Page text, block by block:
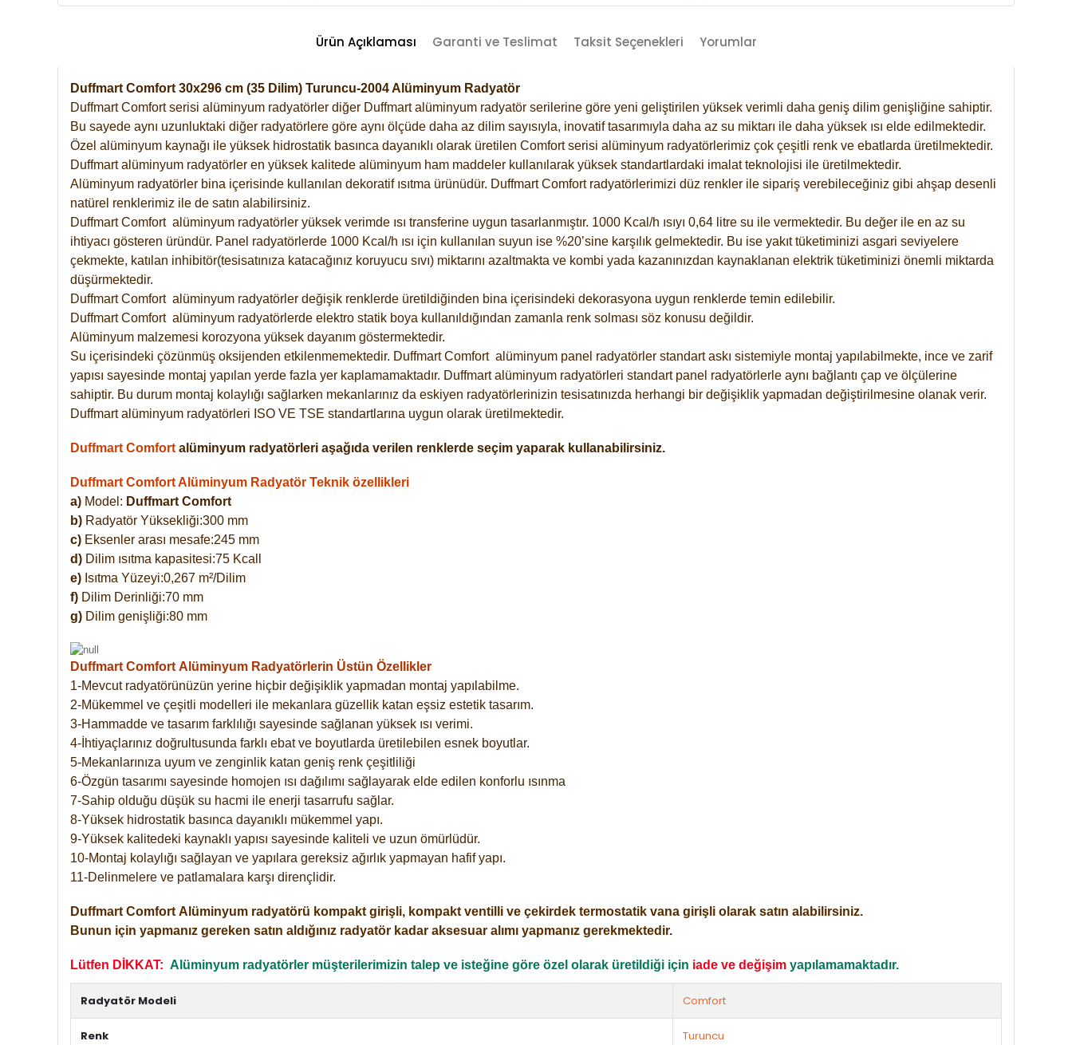
Ürün Açıklaması Garanti ve Teslimat Taksit Seçenekleri Yorumlar
Duffmart Comfort 30x296 cm (35 Dilim) Turuncu-2004 Alüminyum Radyatör
Duffmart Comfort serisi alüminyum radyatörler diğer Duffmart alüminyum radyatör serilerine göre yeni geliştirilen yüksek verimli daha geniş dilim genişliğine sahiptir.
Bu sayede aynı uzunluktaki diğer radyatörlere göre aynı ölçüde daha az dilim sayısıyla, inovatif tasarımıyla daha az su miktarı ile daha yüksek ısı elde edilmektedir.
Özel alüminyum kaynağı ile yüksek hidrostatik basınca dayanıklı olarak üretilen Comfort serisi alüminyum radyatörlerimiz çok çeşitli renk ve ebatlarda üretilmektedir.
Duffmart alüminyum radyatörler en yüksek kalitede alüminyum ham maddeler kullanılarak yüksek standartlardaki imalat teknolojisi ile üretilmektedir.
Alüminyum radyatörler bina içerisinde kullanılan dekoratif ısıtma ürünüdür. Duffmart Comfort radyatörlerimizi düz renkler ile sipariş verebileceğiniz gibi ahşap desenli
natürel renklerimiz ile de satın alabilirsiniz.
Duffmart Comfort alüminyum radyatörler yüksek verimde ısı transferine uygun tasarlanmıştır. 1000 Kcal/h ısıyı 0,64 litre su ile vermektedir. Bu değer ile en az su
ihtiyacı gösteren üründür. Panel radyatörlerde 1000 Kcal/h ısı için kullanılan suyun ise %20’sine karşılık gelmektedir. Bu ise yakıt tüketiminizi asgari seviyelere
çekmekte, katılan inhibitör(tesisatınıza katacağınız koruyucu sıvı) miktarını azaltmakta ve kombi yada kazanınızdan kaynaklanan elektrik tüketiminizi önemli miktarda
düşürmektedir.
Duffmart Comfort alüminyum radyatörler değişik renklerde üretildiğinden bina içerisindeki dekorasyona uygun renklerde temin edilebilir.
DuffmartComfort alüminyum radyatörlerde elektro statik boya kullanıldığından zamanla renk solması söz konusu değildir.
Alüminyum malzemesi korozyona yüksek dayanım göstermektedir.
Su içerisindeki çözünmüş oksijenden etkilenmemektedir. DuffmartComfort alüminyum panel radyatörler standart askı sistemiyle montaj yapılabilmekte, ince ve zarif
yapısı sayesinde montaj yapılan yerde fazla yer kaplamamaktadır. Duffmart alüminyum radyatörleri standart panel radyatörlerle aynı bağlantı çap ve ölçülerine
sahiptir. Bu durum montaj kolaylığı sağlarken mekanlarınız da eskiyen radyatörlerinizin tesisatınızda herhangi bir değişiklik yapmadan değiştirilmesine olanak verir.
Duffmart alüminyum radyatörleri ISO VE TSE standartlarına uygun olarak üretilmektedir.
Duffmart Comfort alüminyum radyatörleri aşağıda verilen renklerde seçim yaparak kullanabilirsiniz.
Duffmart Comfort Alüminyum Radyatör Teknik özellikleri
a) Model: Duffmart Comfort
b) Radyatör Yüksekliği:300 mm
c) Eksenler arası mesafe:245 mm
d) Dilim ısıtma kapasitesi:75 Kcall
e) Isıtma Yüzeyi:0,267 m²/Dilim
f) Dilim Derinliği:70 mm
g) Dilim genişliği:80 mm
Duffmart Comfort Alüminyum Radyatörlerin Üstün Özellikler
1-Mevcut radyatörünüzün yerine hiçbir değişiklik yapmadan montaj yapılabilme.
2-Mükemmel ve çeşitli modelleri ile mekanlara güzellik katan eşsiz estetik tasarım.
3-Hammadde ve tasarım farklılığı sayesinde sağlanan yüksek ısı verimi.
4-İhtiyaçlarınız doğrultusunda farklı ebat ve boyutlarda üretilebilen esnek boyutlar.
5-Mekanlarınıza uyum ve zenginlik katan geniş renk çeşitliliği
6-Özgün tasarımı sayesinde homojen ısı dağılımı sağlayarak elde edilen konforlu ısınma
7-Sahip olduğu düşük su hacmi ile enerji tasarrufu sağlar.
8-Yüksek hidrostatik basınca dayanıklı mükemmel yapı.
9-Yüksek kalitedeki kaynaklı yapısı sayesinde kaliteli ve uzun ömürlüdür.
10-Montaj kolaylığı sağlayan ve yapılara gereksiz ağırlık yapmayan hafif yapı.
11-Delinmelere ve patlamalara karşı dirençlidir.
Duffmart Comfort Alüminyum radyatörü kompakt girişli, kompakt ventilli ve çekirdek termostatik vana girişli olarak satın alabilirsiniz.
Bunun için yapmanız gereken satın aldığınız radyatör kadar aksesuar alımı yapmanız gerekmektedir.
Lütfen DİKKAT: Alüminyum radyatörler müşterilerimizin talep ve isteğine göre özel olarak üretildiği için iade ve değişim yapılamamaktadır.
Radyatör Modeli Comfort
Renk Turuncu